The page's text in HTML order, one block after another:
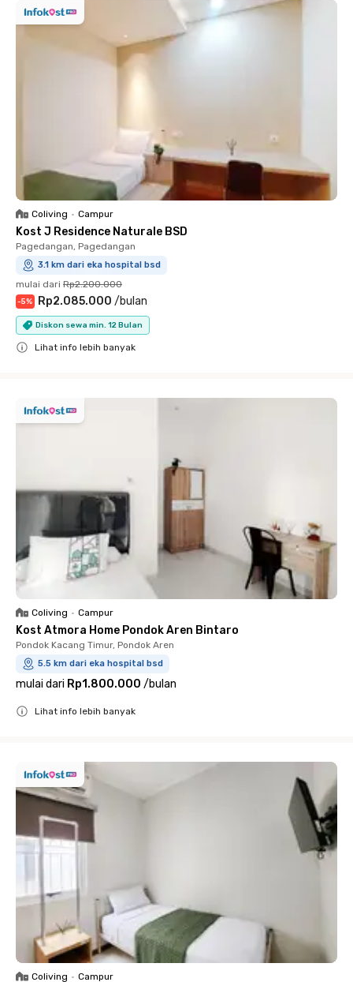
Coliving • Campur
Kost J Residence Naturale BSD
Pagedangan, Pagedangan
3.1 km dari eka hospital bsd
mulai dari Rp2.200.000
-5% Rp2.085.000 /bulan
Diskon sewa min. 12 Bulan
Lihat info lebih banyak
Coliving • Campur
Kost Atmora Home Pondok Aren Bintaro
Pondok Kacang Timur, Pondok Aren
5.5 km dari eka hospital bsd
mulai dari Rp1.800.000 /bulan
Lihat info lebih banyak
Coliving • Campur